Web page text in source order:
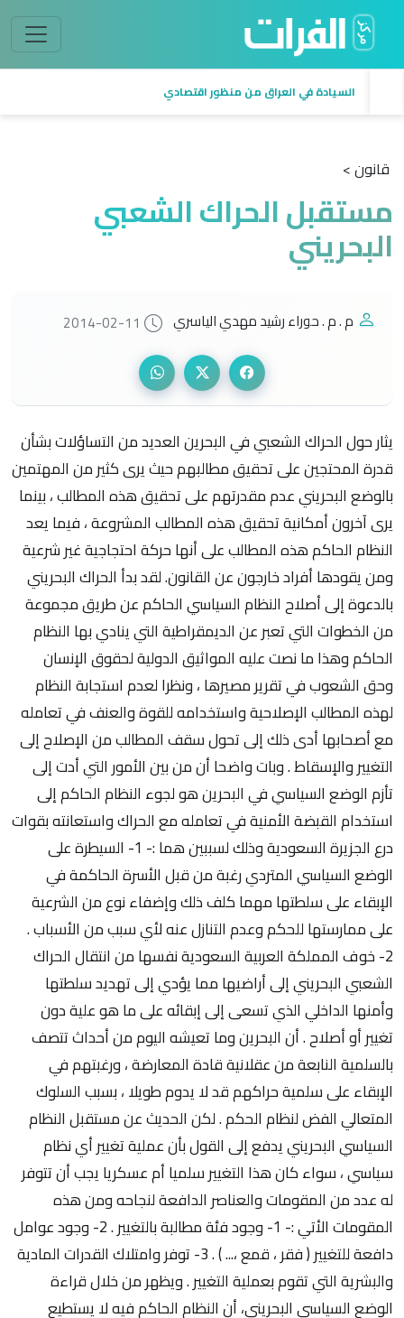
إدارة الموارد المائية وأثرها في الأمن الاقتصادي العراقي
قانون >
مستقبل الحراك الشعبي
البحريني
م . م . حوراء رشيد مهدي الياسري 2014-02-11
يثار حول الحراك الشعبي في البحرين العديد من التساؤلات بشأن
قدرة المحتجين على تحقيق مطالبهم حيث يرى كثير من المهتمين
بالوضع البحريني عدم مقدرتهم على تحقيق هذه المطالب ، بينما
يرى آخرون أمكانية تحقيق هذه المطالب المشروعة ، فيما يعد
النظام الحاكم هذه المطالب على أنها حركة احتجاجية غير شرعية
ومن يقودها أفراد خارجون عن القانون. لقد بدأ الحراك البحريني
بالدعوة إلى أصلاح النظام السياسي الحاكم عن طريق مجموعة
من الخطوات التي تعبر عن الديمقراطية التي ينادي بها النظام
الحاكم وهذا ما نصت عليه المواثيق الدولية لحقوق الإنسان
وحق الشعوب في تقرير مصيرها ، ونظرا لعدم استجابة النظام
لهذه المطالب الإصلاحية واستخدامه للقوة والعنف في تعامله
مع أصحابها أدى ذلك إلى تحول سقف المطالب من الإصلاح إلى
التغيير والإسقاط . وبات واضحا أن من بين الأمور التي أدت إلى
تأزم الوضع السياسي في البحرين هو لجوء النظام الحاكم إلى
استخدام القبضة الأمنية في تعامله مع الحراك واستعانته بقوات
درع الجزيرة السعودية وذلك لسببين هما :- 1- السيطرة على
الوضع السياسي المتردي رغبة من قبل الأسرة الحاكمة في
الإبقاء على سلطتها مهما كلف ذلك وإضفاء نوع من الشرعية
على ممارستها للحكم وعدم التنازل عنه لأي سبب من الأسباب .
2- خوف المملكة العربية السعودية نفسها من انتقال الحراك
الشعبي البحريني إلى أراضيها مما يؤدي إلى تهديد سلطتها
وأمنها الداخلي الذي تسعى إلى إبقائه على ما هو علية دون
تغيير أو أصلاح . أن البحرين وما تعيشه اليوم من أحداث تتصف
بالسلمية النابعة من عقلانية قادة المعارضة ، ورغبتهم في
الإبقاء على سلمية حراكهم قد لا يدوم طويلا ، بسبب السلوك
المتعالي الفض لنظام الحكم . لكن الحديث عن مستقبل النظام
السياسي البحريني يدفع إلى القول بأن عملية تغيير أي نظام
سياسي ، سواء كان هذا التغيير سلميا أم عسكريا يجب أن تتوفر
له عدد من المقومات والعناصر الدافعة لنجاحه ومن هذه
المقومات الأتي :- 1- وجود فئة مطالبة بالتغيير . 2- وجود عوامل
دافعة للتغيير ( فقر ، قمع ،... ) . 3- توفر وامتلاك القدرات المادية
والبشرية التي تقوم بعملية التغيير . ويظهر من خلال قراءة
الوضع السياسي البحريني، أن النظام الحاكم فيه لا يستطيع